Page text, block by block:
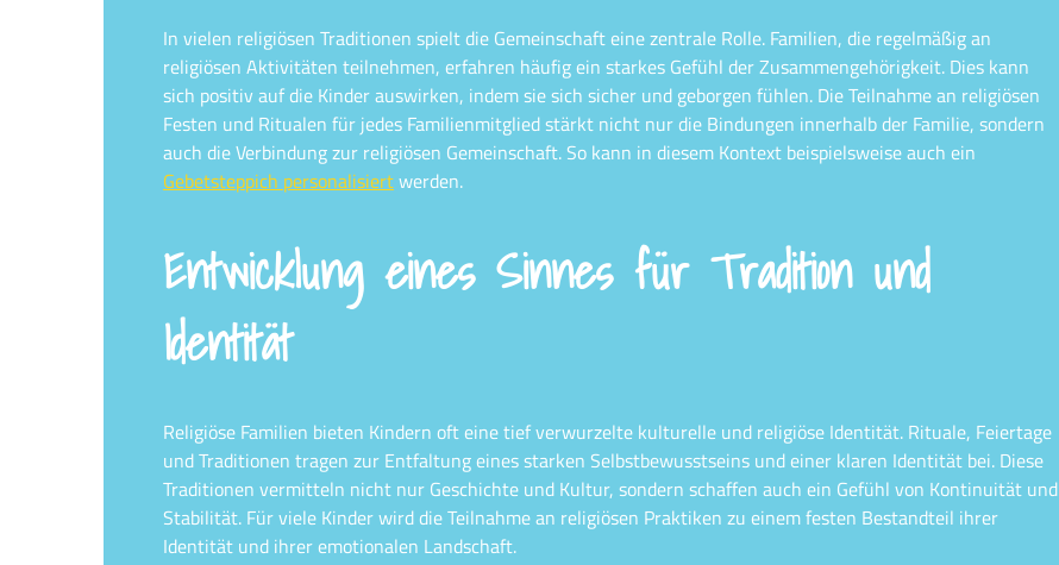
In vielen religiösen Traditionen spielt die Gemeinschaft eine zentrale Rolle. Familien, die regelmäßig an
religiösen Aktivitäten teilnehmen, erfahren häufig ein starkes Gefühl der Zusammengehörigkeit. Dies kann
sich positiv auf die Kinder auswirken, indem sie sich sicher und geborgen fühlen. Die Teilnahme an religiösen
Festen und Ritualen für jedes Familienmitglied stärkt nicht nur die Bindungen innerhalb der Familie, sondern
auch die Verbindung zur religiösen Gemeinschaft. So kann in diesem Kontext beispielsweise auch ein
Gebetsteppich personalisiertwerden.
Entwicklung eines Sinnes für Tradition und
Identität
Religiöse Familien bieten Kindern oft eine tief verwurzelte kulturelle und religiöse Identität. Rituale, Feiertage
und Traditionen tragen zur Entfaltung eines starken Selbstbewusstseins und einer klaren Identität bei. Diese
Traditionen vermitteln nicht nur Geschichte und Kultur, sondern schaffen auch ein Gefühl von Kontinuität und
Stabilität. Für viele Kinder wird die Teilnahme an religiösen Praktiken zu einem festen Bestandteil ihrer
Identität und ihrer emotionalen Landschaft.